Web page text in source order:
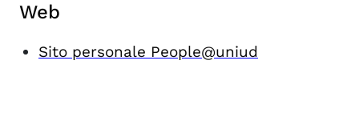
Web
Sito personale People@uniud